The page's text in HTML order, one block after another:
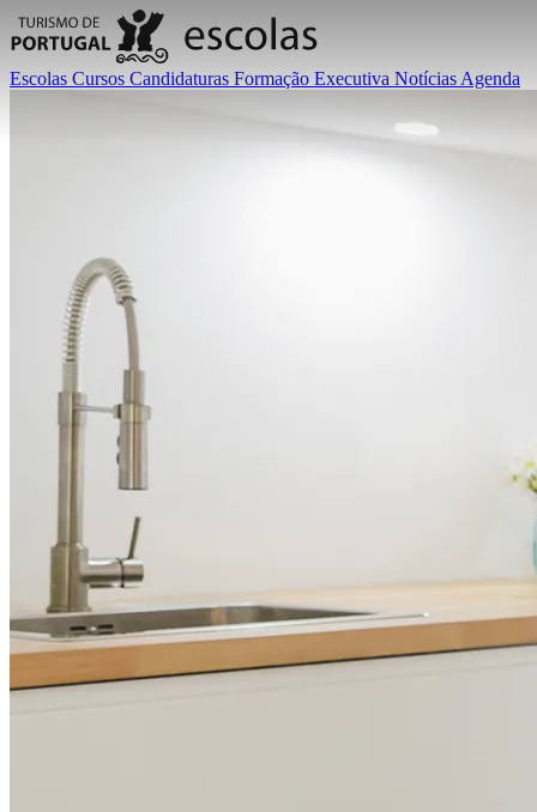
Escolas Cursos Candidaturas Formação Executiva Notícias Agenda